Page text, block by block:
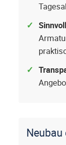
Neubau